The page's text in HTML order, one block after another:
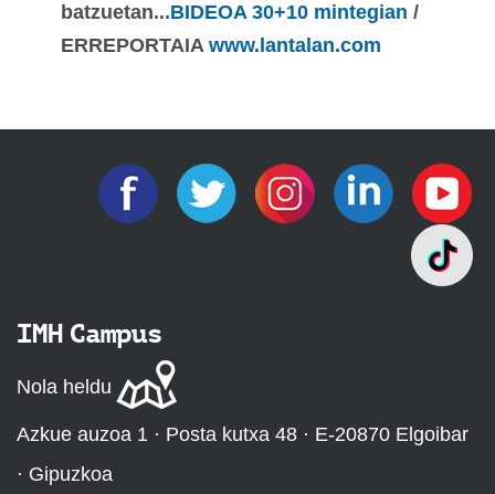
batzuetan...BIDEOA 30+10 mintegian /
ERREPORTAIA www.lantalan.com
IMH Campus
Nola heldu
Azkue auzoa 1 · Posta kutxa 48 · E-20870 Elgoibar
· Gipuzkoa